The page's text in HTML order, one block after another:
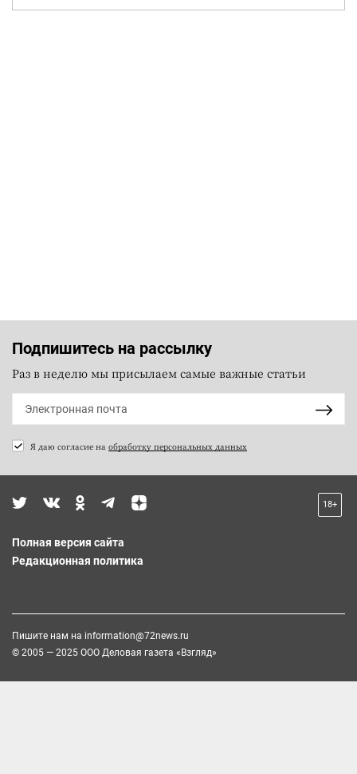
Подпишитесь на рассылку
Раз в неделю мы присылаем самые важные статьи
Я даю согласие на обработку персональных данных
18+
Полная версия сайта
Редакционная политика
Пишите нам на information@72news.ru
© 2005 — 2025 ООО Деловая газета «Взгляд»